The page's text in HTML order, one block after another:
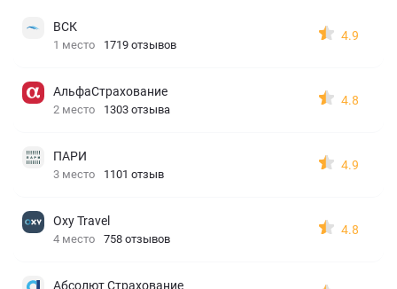
ВСК
1 место 1719 отзывов
4.9
АльфаСтрахование
2 место 1303 отзыва
4.8
ПАРИ
3 место 1101 отзыв
4.9
Oxy Travel
4 место 758 отзывов
4.8
Абсолют Страхование